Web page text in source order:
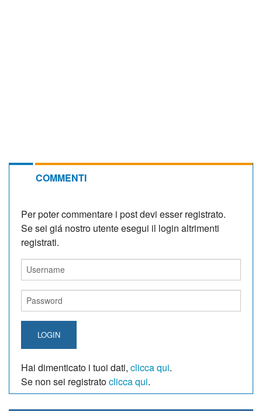
COMMENTI
Per poter commentare i post devi esser registrato.
Se sei giá nostro utente esegui il login altrimenti
registrati.
LOGIN
Hai dimenticato i tuoi dati, clicca qui.
Se non sei registratoclicca qui.